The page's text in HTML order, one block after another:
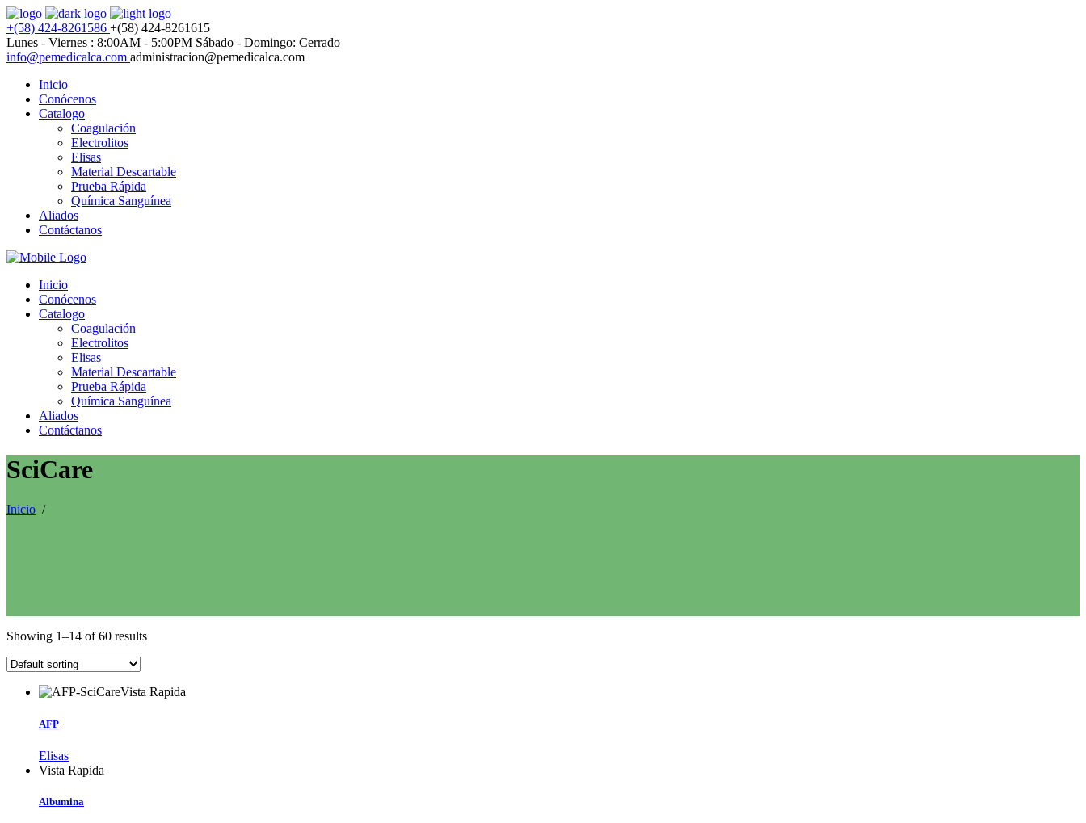
+(58) 424-8261586 +(58) 424-8261615
Lunes - Viernes : 8:00AM - 5:00PM Sábado - Domingo: Cerrado
info@pemedicalca.com administracion@pemedicalca.com
Inicio
Conócenos
Catalogo
Coagulación
Electrolitos
Elisas
Material Descartable
Prueba Rápida
Química Sanguínea
Aliados
Contáctanos
Inicio
Conócenos
Catalogo
Coagulación
Electrolitos
Elisas
Material Descartable
Prueba Rápida
Química Sanguínea
Aliados
Contáctanos
SciCare
Inicio /
Showing 1–14 of 60 results
Vista Rapida
AFP
Elisas
Vista Rapida
Albumina